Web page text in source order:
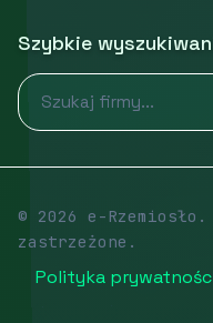
Szybkie
© 2026 e-
zastrzeżone.
Polityka